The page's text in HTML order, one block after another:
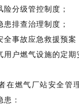
险分级管控制度；
患排查治理制度；
全事故应急救援预案
用户燃气设施的定期
在燃气厂站安全管
：